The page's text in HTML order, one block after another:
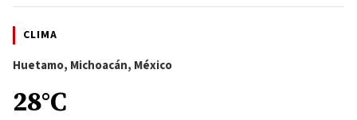
CLIMA
Huetamo, Michoacán, México
28°C